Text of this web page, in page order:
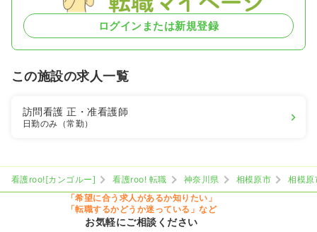
ログインまたは新規登録
この施設の求人一覧
訪問看護正・准看護師
日勤のみ（常勤）
看護roo![カンゴルー] 看護roo! 転職 神奈川県 相模原市
相模原
「希望に合う求人があるか知りたい」
「転職するかどうか迷っている」など
お気軽にご相談ください